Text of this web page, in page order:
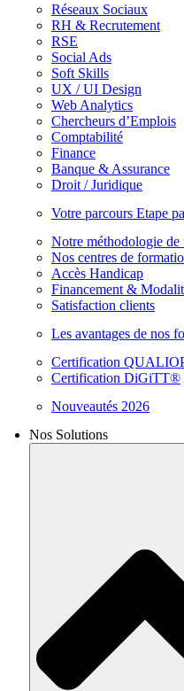
Réseaux Sociaux
RH & Recrutement
RSE
Social Ads
Soft Skills
UX / UI Design
Web Analytics
Chercheurs d’Emplois
Comptabilité
Finance
Banque & Assurance
Droit / Juridique
Votre parcours Etape
Notre méthodologie de
Nos centres de
Accès Handicap
Financement &
Satisfaction clients
Les avantages de nos
Certification
Certification DiGiTT®
Nouveautés 2026
Nos Solutions